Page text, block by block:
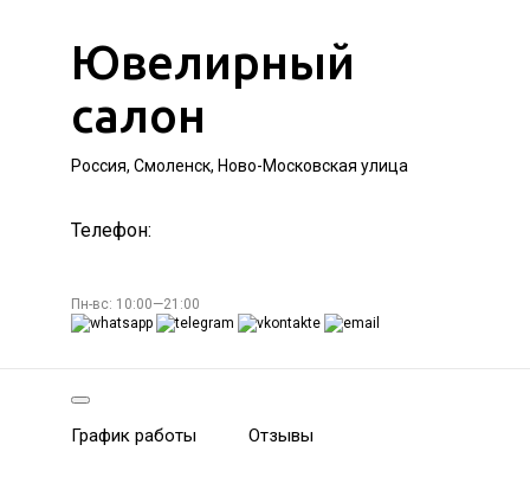
Ювелирный
салон
Россия, Смоленск, Ново-Московская улица
Телефон:
Пн-вс: 10:00—21:00
График работы Отзывы